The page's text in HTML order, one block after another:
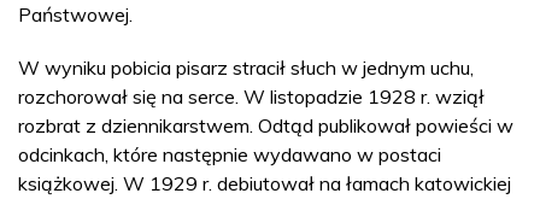
Państwowej.
W wyniku pobicia pisarz stracił słuch w jednym uchu,
rozchorował się na serce. W listopadzie 1928 r. wziął
rozbrat z dziennikarstwem. Odtąd publikował powieści w
odcinkach, które następnie wydawano w postaci
książkowej. W 1929 r. debiutował na łamach katowickiej